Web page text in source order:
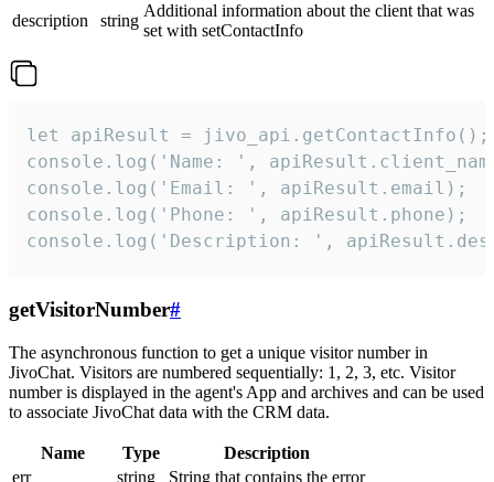
description
string
Additional information about the client that was
set with setContactInfo
let apiResult = jivo_api.getContactInfo();
console.log('Name: ',
console.log('Email: ', apiResult.email);
console.log('Phone: ', apiResult.phone);
console.log('Description: ',
getVisitorNumber#
The asynchronous function to get a unique visitor number in
JivoChat. Visitors are numbered sequentially: 1, 2, 3, etc. Visitor
number is displayed in the agent's App and archives and can be used
to associate JivoChat data with the CRM data.
Name Type
Description
err
string
String that contains the error